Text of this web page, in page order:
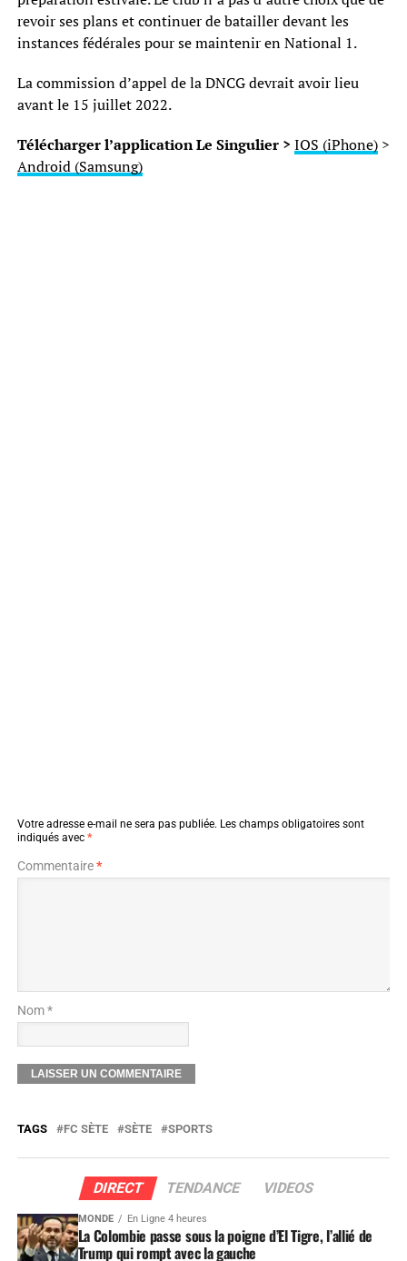
revoir ses plans et continuer de batailler devant les
instances fédérales pour se maintenir en National 1.
La commission d’appel de la DNCG devrait avoir lieu
avant le 15 juillet 2022.
Télécharger l’application Le Singulier > IOS (iPhone)>
Android (Samsung)
Votre adresse e-mail ne sera pas publiée. Les champs obligatoires sont
indiqués avec *
Commentaire*
Nom *
TAGS FC SÈTE SÈTE SPORTS
DIRECT TENDANCE VIDEOS
MONDE En Ligne 4 heures
La Colombie passe sous la poigne d’El Tigre, l’allié de
Trump qui rompt avec la gauche